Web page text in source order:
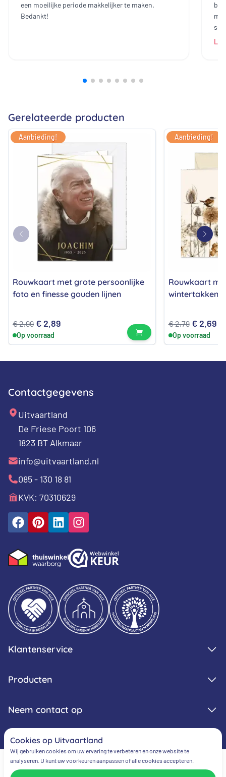
een moeilijke periode makkelijker te maken.
Bedankt!
Gerelateerde producten
Aanbieding!
Rouwkaart met grote persoonlijke
foto en finesse gouden lijnen
€2,99 Oorspronkelijke
prijs
€2,89Huidige
Op voorraad Bekijk product
Aanbieding!
Rouwkaart
wintertakken
€2,79
prijs
€2,69
Op voorraad
Contactgegevens
Uitvaartland
De Friese Poort 106
1823 BT Alkmaar
info@uitvaartland.nl
085 - 130 18 81
KVK: 70310629
Klantenservice
Producten
Neem contact op
Cookies op Uitvaartland
Wij gebruiken cookies om uw ervaring te verbeteren en onze website te
analyseren. U kunt uw voorkeuren aanpassen of alle cookies accepteren.